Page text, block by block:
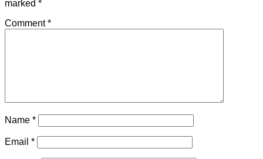
marked *
Comment*
Name *
Email *